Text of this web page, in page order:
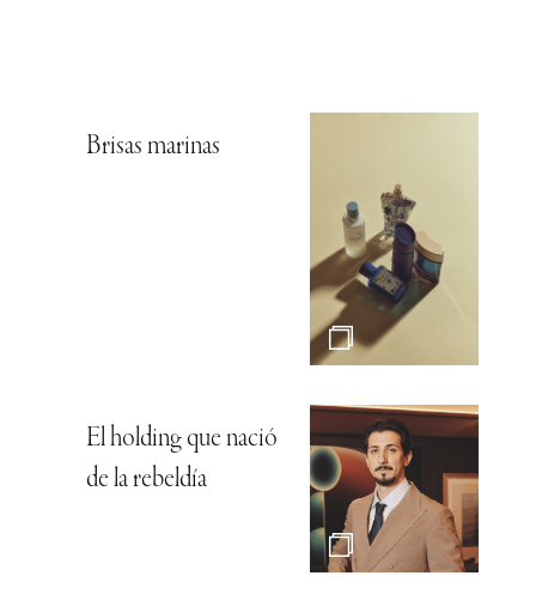
Brisas marinas
El holding que nació
de la rebeldía